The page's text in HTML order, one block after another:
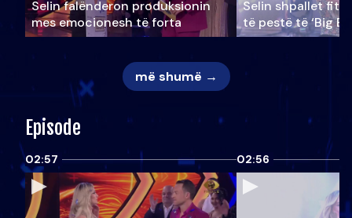
Selin falënderon produksionin
mes emocionesh të forta
Selin shpallet
të pestë të ‘Big
më shumë →
Episode
02:57 02:56